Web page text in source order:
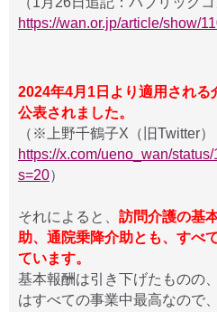
https://wan.or.jp/article/show/
2024年4月1日より適用される
公表されました。
（※上野千鶴子X（旧Twitter）
https://x.com/ueno_wan/
s=20）
それによると、 訪問介護の基
助、通院乗降介助とも、すべ
ています。
基本報酬は引き下げたものの
はすべての事業中最高なので